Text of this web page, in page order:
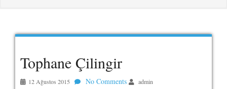
Tophane Çilingir
12 Ağustos 2015 No Comments admin